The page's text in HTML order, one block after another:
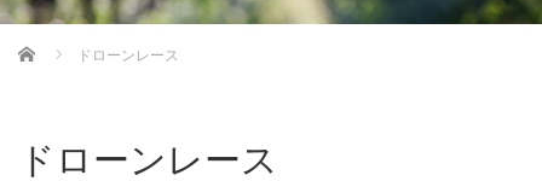
Home ドローンレース
ドローンレース